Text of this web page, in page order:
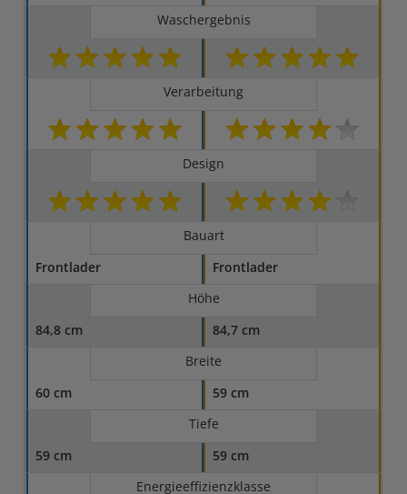
Waschergebnis
Verarbeitung
Design
Bauart
Frontlader
Frontlader
Höhe
84,8 cm
84,7 cm
Breite
60 cm
59 cm
Tiefe
59 cm
59 cm
Energieeffizienzklasse